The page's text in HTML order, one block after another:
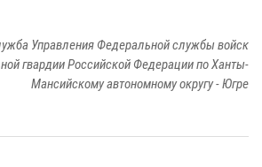
Управления Федеральной службы войск
гвардии Российской Федерации по Ханты-
Мансийскому автономному округу - Югре